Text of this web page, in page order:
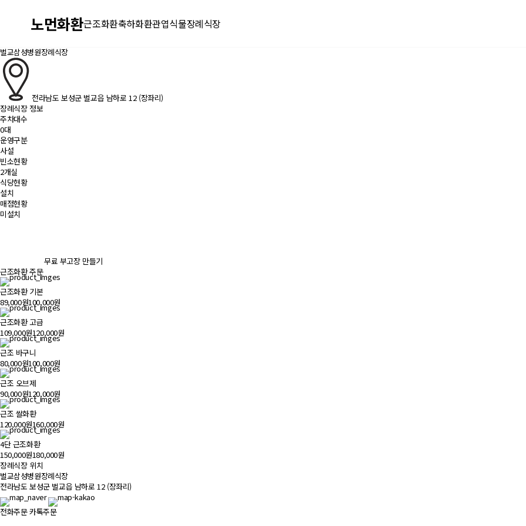
노먼화환근조화환축하화환관엽식물장례식장
벌교삼성병원장례식장
전라남도 보성군 벌교읍 남하로 12 (장좌리)
장례식장 정보
주차대수
0대
운영구분
사설
빈소현황
2개실
식당현황
설치
매점현황
미설치
무료 부고장 만들기
근조화환 주문
근조화환 기본
89,000원100,000원
근조화환 고급
109,000원120,000원
근조 바구니
80,000원100,000원
근조 오브제
90,000원120,000원
근조 쌀화환
120,000원160,000원
4단 근조화환
150,000원180,000원
장례식장 위치500m
벌교삼성병원장례식장
전라남도 보성군 벌교읍 남하로 12 (장좌리)
전화주문카톡주문